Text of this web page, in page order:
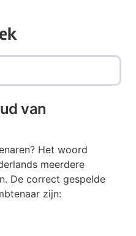
van
Het woord
meerdere
De correct gespelde
zijn: